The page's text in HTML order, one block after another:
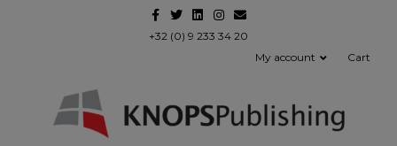
FacebookTwitterLinkedinInstagram
Email
+32 (0) 9 233 34 20
My account
Cart